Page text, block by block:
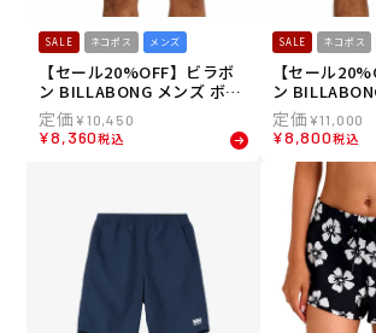
SALE ネコポス メンズ
【セール20%OFF】ビラボ
ン BILLABONG メンズ ボー
ドショーツ トランクス SUN
DAYS PRO BG011509
¥10,450
¥8,360税込
SALE ネコポス
【セール
ン
ドショーツ ト
H PRO
¥11,000
¥8,800税込